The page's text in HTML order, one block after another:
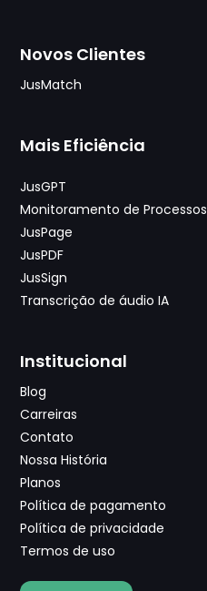
Novos Clientes
JusMatch
Mais Eficiência
JusGPT
Monitoramento de Processos
JusPage
JusPDF
JusSign
Transcrição de áudio IA
Institucional
Blog
Carreiras
Contato
Nossa História
Planos
Política de pagamento
Política de privacidade
Termos de uso